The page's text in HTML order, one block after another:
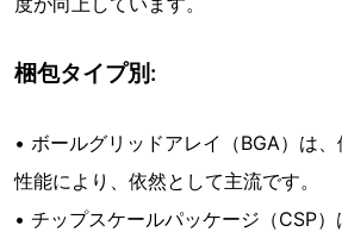
梱包タイプ別:
• ボールグリッドアレイ（BGA）は
性能により、依然として主流です。
• チップスケールパッケージ（CSP